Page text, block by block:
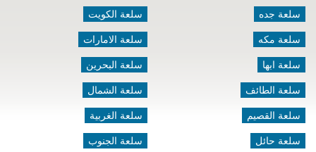
سلعة جده
سلعة مكه
سلعة ابها
سلعة الطائف
سلعة القصيم
سلعة حائل
سلعة الكويت
سلعة الامارات
سلعة البحرين
سلعة الشمال
سلعة الغربية
سلعة الجنوب